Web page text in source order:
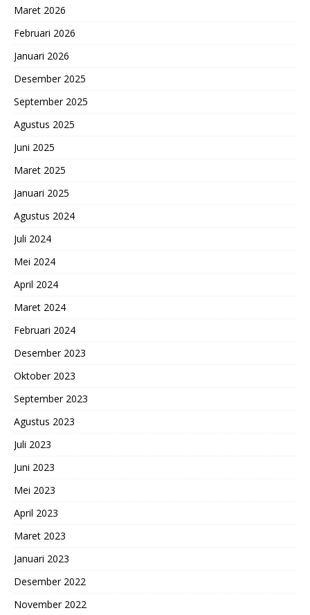
Maret 2026
Februari 2026
Januari 2026
Desember 2025
September 2025
Agustus 2025
Juni 2025
Maret 2025
Januari 2025
Agustus 2024
Juli 2024
Mei 2024
April 2024
Maret 2024
Februari 2024
Desember 2023
Oktober 2023
September 2023
Agustus 2023
Juli 2023
Juni 2023
Mei 2023
April 2023
Maret 2023
Januari 2023
Desember 2022
November 2022